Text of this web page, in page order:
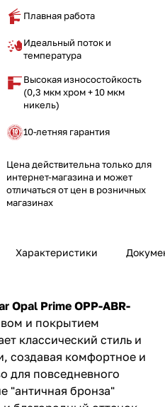
Плавная работа
Идеальный поток и
температура
Высокая износостойкость
(0,3 мкм хром + 10 мкм
никель)
10-летняя гарантия
Цена действительна только для
интернет-магазина и может
отличаться от цен в розничных
магазинах
Характеристики
Opal Prime OPP-ABR-
и покрытием
классический стиль и
создавая комфортное и
для повседневного
"античная бронза"